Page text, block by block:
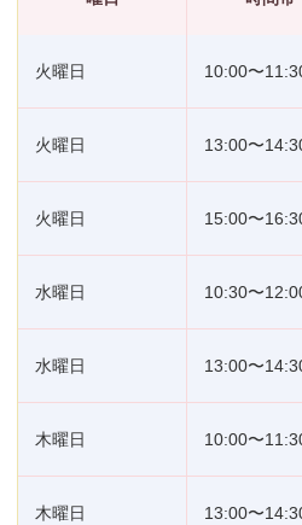
火曜日 10:00〜
火曜日 13:00〜
火曜日 15:00〜
水曜日 10:30〜
水曜日 13:00〜
木曜日 10:00〜
木曜日 13:00〜